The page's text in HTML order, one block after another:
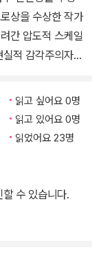
어진 어둠 속에서
치요마루를, 무사
평을 받았다. 끊임
에서 2024-2025
전선에서 활동하
집가의 기이한 책
, 사이조 나카의
이』, 하타케나카
나쓰오의 『일몰의
『책의 엔딩 크레
의 『바바야가의
상을 수상한 작가
간 압도적 스케일
적 감각주의자이
작품들과는 완전
3년 동안 <소설스
의 걸작”, “신경
서 “혼신의 걸작,
읽고 싶어요 0명
읽고 있어요 0명
읽었어요 23명
수 있습니다.